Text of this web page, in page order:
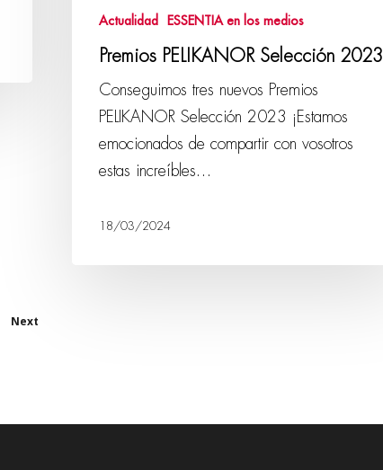
Actualidad ESSENTIA en los medios
Premios PELIKANOR Selección 2023
Conseguimos tres nuevos Premios
PELIKANOR Selección 2023 ¡Estamos
emocionados de compartir con vosotros
estas increíbles…
18/03/2024
Next